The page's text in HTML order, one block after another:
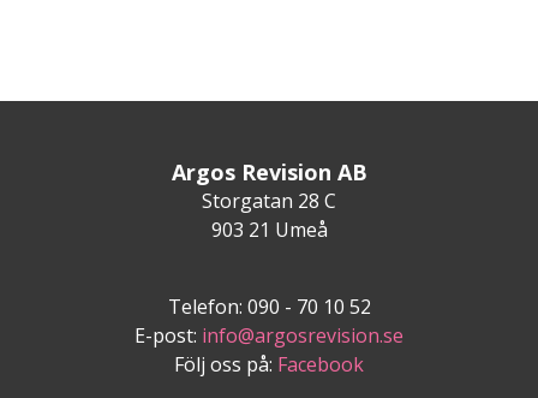
Argos Revision AB
Storgatan 28 C
903 21 Umeå
Telefon: 090 - 70 10 52
E-post: info@argosrevision.se
Följ oss på: Facebook